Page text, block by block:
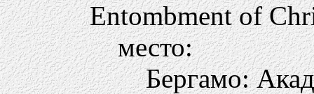
Entombment of
место:
Бергамо: